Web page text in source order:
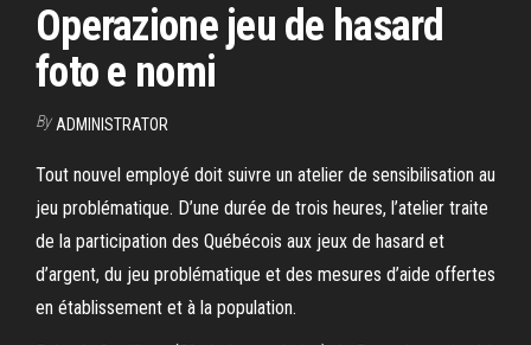
Operazione jeu de hasard
foto e nomi
By ADMINISTRATOR
Tout nouvel employé doit suivre un atelier de sensibilisation au
jeu problématique. D’une durée de trois heures, l’atelier traite
de la participation des Québécois aux jeux de hasard et
d’argent, du jeu problématique et des mesures d’aide offertes
en établissement et à la population.